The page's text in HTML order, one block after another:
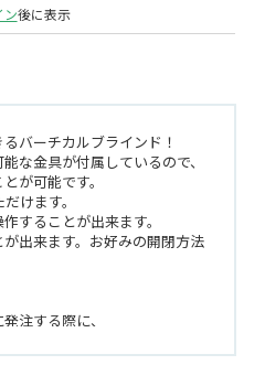
ン後に表示
バーチカルブラインド！
な金具が付属しているので、
が可能です。
けます。
することが出来ます。
出来ます。お好みの開閉方法
注する際に、
』『高さ』『コード操作位置